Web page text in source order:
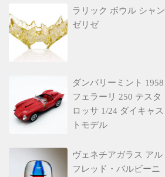
ラリック ボウル シャン
ゼリゼ
ダンバリーミント 1958
フェラーリ 250 テスタ
ロッサ 1/24 ダイキャス
トモデル
ヴェネチアガラス アル
フレッド・バルビーニ